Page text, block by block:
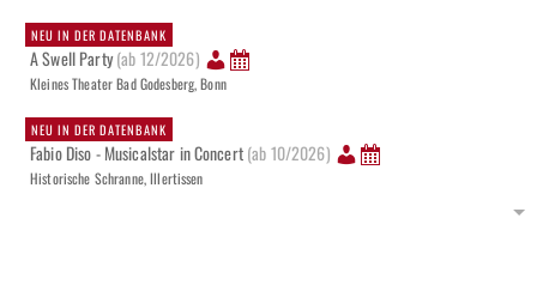
NEU IN DER DATENBANK
A Swell Party(ab 12/2026)
Kleines Theater Bad Godesberg, Bonn
NEU IN DER DATENBANK
Fabio Diso - Musicalstar in Concert(ab 10/2026)
Historische Schranne, Illertissen